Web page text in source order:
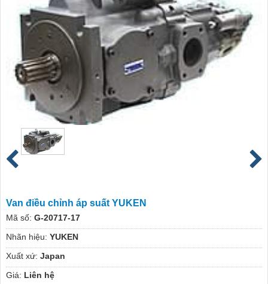
Van điều chỉnh áp suất YUKEN
Mã số: G-20717-17
Nhãn hiệu: YUKEN
Xuất xứ: Japan
Giá: Liên hệ